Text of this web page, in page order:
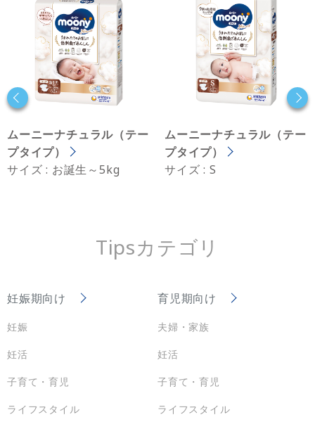
ムーニーナチュラル（テー
プタイプ）
サイズ : お誕生～5kg
ムーニーナチュラル（テー
プタイプ）
サイズ : S
Tipsカテゴリ
妊娠期向け
妊娠
妊活
子育て・育児
ライフスタイル
育児期向け
夫婦・家族
妊活
子育て・育児
ライフスタイル